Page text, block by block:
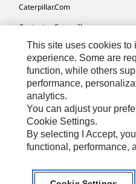
Caterpillar.com
Contacter Caterpillar
Mes Préférences Marketing
Plan Du Site
Cookie Settings
Légales
Confidentialité
This site uses cookies to
experience. Some are
function, while others
performance,
analytics.
You can adjust your
Cookie Settings.
By selecting I Accept,
functional, performance,